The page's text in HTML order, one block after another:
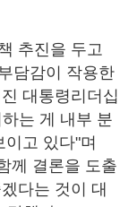
추진을 두고
담감이 작용한
대통령리더십
는 게 내부 분
고 있다"며
께 결론을 도출
다는 것이 대